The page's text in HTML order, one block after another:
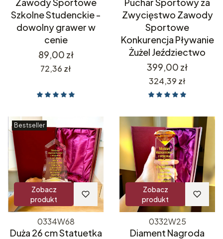
Szkolne Studenckie -
dowolny grawer w
cenie
Cena
89,00 zł
Cena
72,36 zł
Zwycięstwo Zawody
Sportowe
Konkurencja Pływanie
Żużel Jeździectwo
Cena
399,00 zł
Cena
324,39 zł
Bestseller
Zobacz
produkt
0334W68
Duża 26 cm Statuetka
Zobacz
produkt
0332W25
Diament Nagroda